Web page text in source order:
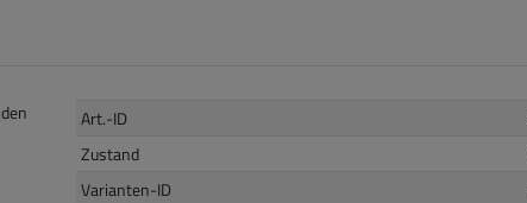
Art.-ID
Zustand
Varianten-ID